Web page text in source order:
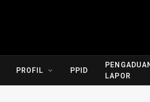
PROFIL PPID
LAPOR